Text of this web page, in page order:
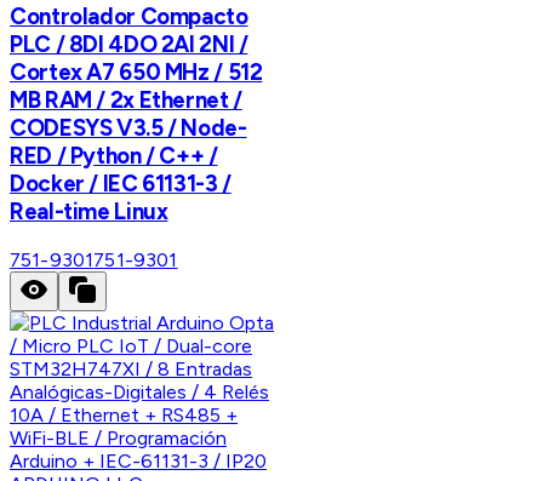
Controlador Compacto
PLC / 8DI 4DO 2AI 2NI /
Cortex A7 650 MHz / 512
MB RAM / 2x Ethernet /
CODESYS V3.5 / Node-
RED / Python / C++ /
Docker / IEC 61131-3 /
Real-time Linux
751-9301751-9301